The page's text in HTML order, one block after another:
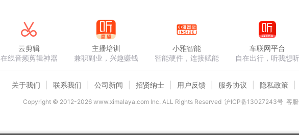
云剪辑
在线音频剪辑神器
主播培训
兼职副业，兴趣赚钱
小雅智能
智能硬件，连接赋能
车联网平台
自在出行，听我想听
关于我们 联系我们 公司新闻 招贤纳士 用户反馈 服务协议 隐私政策
Copyright © 2012-2026www.ximalaya.com lnc. ALL Rights Reserved 沪ICP备13027243号 客